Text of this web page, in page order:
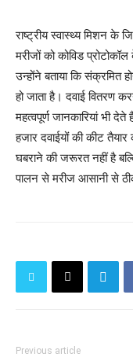
राष्ट्रीय स्वास्थ्य मिशन के
मरीजों को कोविड
उन्होंने बताया कि संक्रमित
हो जाता है। दवाई वितरण
महत्वपूर्ण जानकारियां भी
हजार दवाईयों की कीट
घबराने की जरूरत नहीं है
पालन से मरीज आसानी से
Previous article